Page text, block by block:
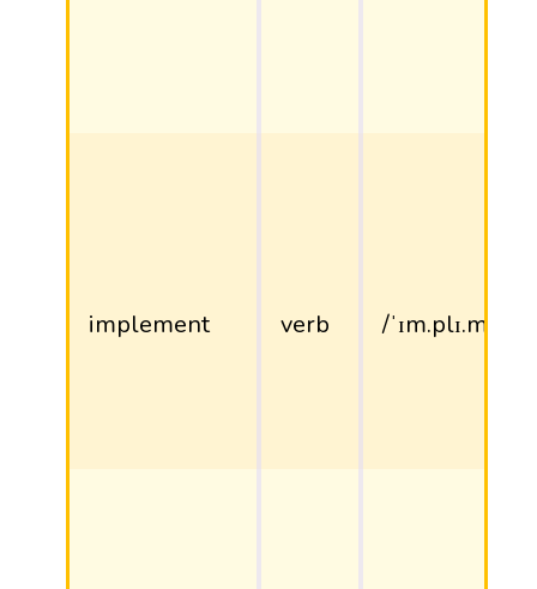
implement verb /ˈɪm.plɪ.ment/